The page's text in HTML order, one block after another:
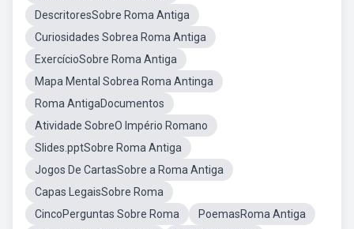
DescritoresSobre Roma Antiga
Curiosidades Sobrea Roma Antiga
ExercícioSobre Roma Antiga
Mapa Mental Sobrea Roma Antinga
Roma AntigaDocumentos
Atividade SobreO Império Romano
Slides.pptSobre Roma Antiga
Jogos De CartasSobre a Roma Antiga
Capas LegaisSobre Roma
CincoPerguntas Sobre Roma
PoemasRoma Antiga